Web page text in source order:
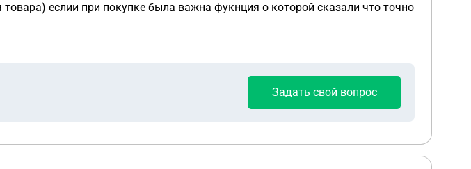
еслии при покупке была важна фукнция о которой сказали что точно
Задать свой вопрос